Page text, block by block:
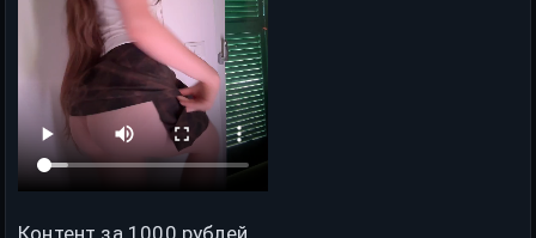
Контент за 1000 рублей